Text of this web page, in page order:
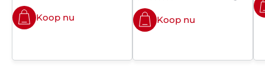
Koop nu Koop nu